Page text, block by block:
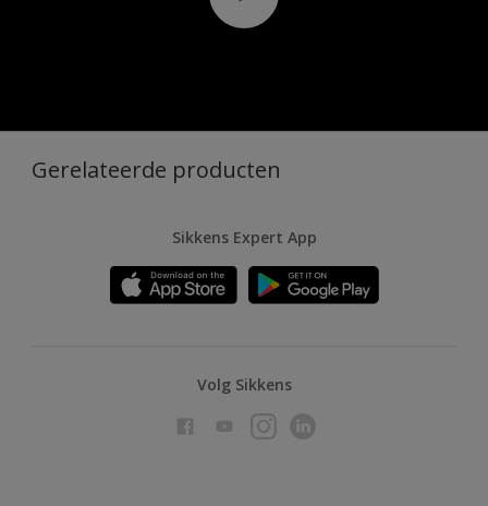
Gerelateerde producten
Sikkens Expert App
Volg Sikkens